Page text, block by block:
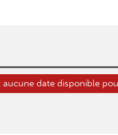
date disponible